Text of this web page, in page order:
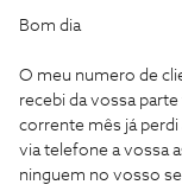
Bom dia
O meu numero de
recebi da vossa
corrente mês já
via telefone a vossa
ninguem no vosso